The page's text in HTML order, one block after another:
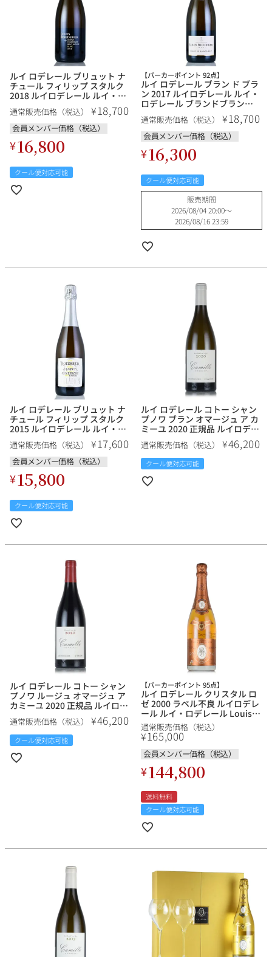
ルイ ロデレール ブリュット ナ
チュール フィリップ スタルク
2018 ルイロデレール ルイ・ロ
デレール Louis Roederer Brut
Nature Philippe Starck フラン
ス シャンパン シャンパーニュ
通常販売価格（税込） ¥18,700
会員メンバー価格（税込）
¥16,800
クール便対応可能
【パーカーポイント 92点】
ルイ ロデレール ブラン ド ブラ
ン 2017 ルイロデレール ルイ・
ロデレール ブランドブラン
Louis Roederer Blanc de
Blancs フランス シャンパン シ
ャンパーニュ
通常販売価格（税込） ¥18,700
会員メンバー価格（税込）
¥16,300
クール便対応可能
販売期間
2026/08/04 20:00〜
2026/08/16 23:59
ルイ ロデレール ブリュット ナ
チュール フィリップ スタルク
2015 ルイロデレール ルイ・ロ
デレール Louis Roederer Brut
Nature Philippe Starck フラン
ス シャンパン シャンパーニュ
通常販売価格（税込） ¥17,600
会員メンバー価格（税込）
¥15,800
クール便対応可能
ルイ ロデレール コトー シャン
プノワ ブラン オマージュ ア カ
ミーユ 2020 正規品 ルイロデレ
ール ルイ・ロデレール Louis
Roederer Coteaux
Champenois Blanc Hommage
a Camille フランス 白ワイン
通常販売価格（税込） ¥46,200
クール便対応可能
ルイ ロデレール コトー シャン
プノワ ルージュ オマージュ ア
カミーユ 2020 正規品 ルイロデ
レール ルイ・ロデレール Louis
Roederer Coteaux
Champenois Rouge
Hommage a Camille フランス
赤ワイン
通常販売価格（税込） ¥46,200
クール便対応可能
【パーカーポイント 95点】
ルイ ロデレール クリスタル ロ
ゼ 2000 ラベル不良 ルイロデレ
ール ルイ・ロデレール Louis
Roederer Cristal Rose フラン
ス シャンパン シャンパーニュ
【ol】
通常販売価格（税込）
¥165,000
会員メンバー価格（税込）
¥144,800
送料無料
クール便対応可能